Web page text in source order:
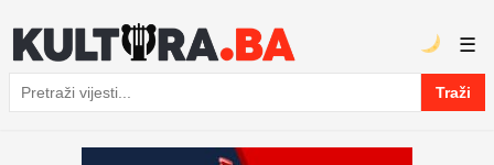
Pretraga
Traži
☰